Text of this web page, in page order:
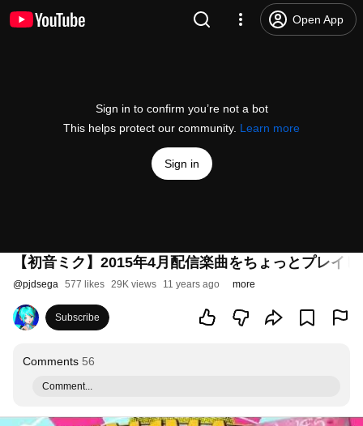
Open App
Sign in to confirm you’re not a bot
This helps protect our community. Learn more
Sign in
【初音ミク】2015年4月配信楽曲をちょっとプレイ
@pjdsega 577 likes 29K views 11 years ago more
Subscribe
Comments 56
Comment...